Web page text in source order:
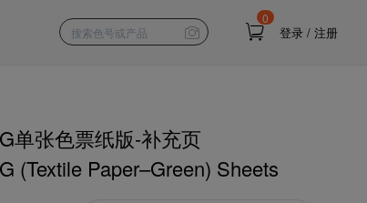
0
登录 / 注册
单张色票纸版-补充页
(Textile Paper–Green) Sheets